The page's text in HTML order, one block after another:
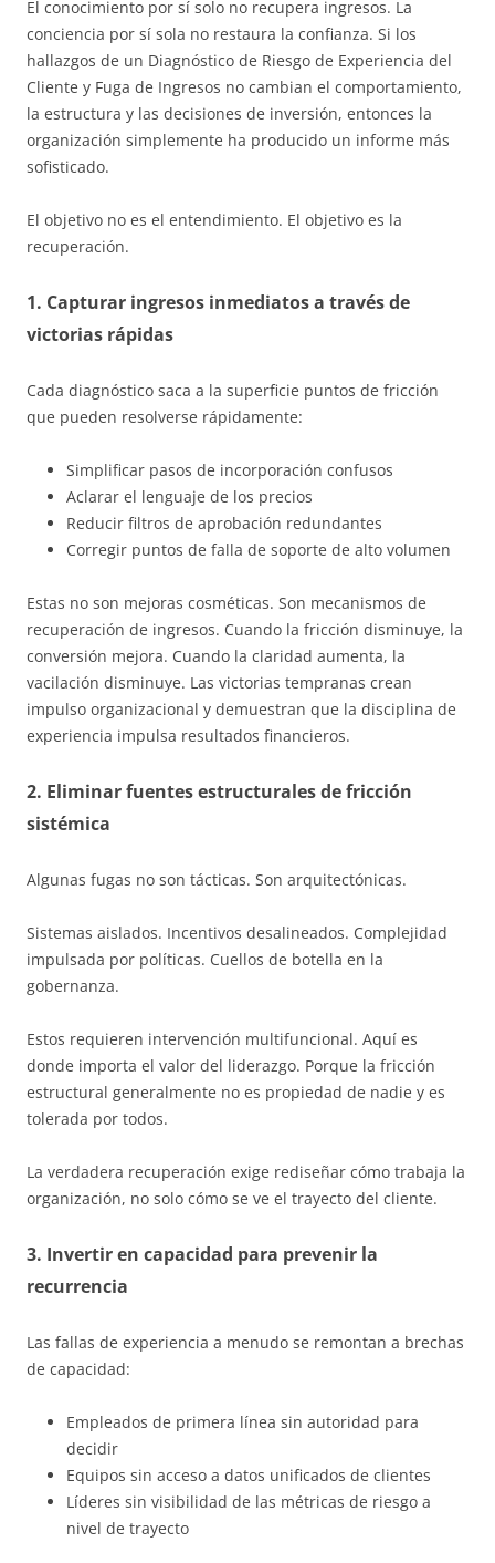
El conocimiento por sí solo no recupera ingresos. La
conciencia por sí sola no restaura la confianza. Si los
hallazgos de un Diagnóstico de Riesgo de Experiencia del
Cliente y Fuga de Ingresos no cambian el comportamiento,
la estructura y las decisiones de inversión, entonces la
organización simplemente ha producido un informe más
sofisticado.
El objetivo no es el entendimiento. El objetivo es la
recuperación.
1. Capturar ingresos inmediatos a través de
victorias rápidas
Cada diagnóstico saca a la superficie puntos de fricción
que pueden resolverse rápidamente:
Simplificar pasos de incorporación confusos
Aclarar el lenguaje de los precios
Reducir filtros de aprobación redundantes
Corregir puntos de falla de soporte de alto volumen
Estas no son mejoras cosméticas. Son mecanismos de
recuperación de ingresos. Cuando la fricción disminuye, la
conversión mejora. Cuando la claridad aumenta, la
vacilación disminuye. Las victorias tempranas crean
impulso organizacional y demuestran que la disciplina de
experiencia impulsa resultados financieros.
2. Eliminar fuentes estructurales de fricción
sistémica
Algunas fugas no son tácticas. Son arquitectónicas.
Sistemas aislados. Incentivos desalineados. Complejidad
impulsada por políticas. Cuellos de botella en la
gobernanza.
Estos requieren intervención multifuncional. Aquí es
donde importa el valor del liderazgo. Porque la fricción
estructural generalmente no es propiedad de nadie y es
tolerada por todos.
La verdadera recuperación exige rediseñar cómo trabaja la
organización, no solo cómo se ve el trayecto del cliente.
3. Invertir en capacidad para prevenir la
recurrencia
Las fallas de experiencia a menudo se remontan a brechas
de capacidad:
Empleados de primera línea sin autoridad para
decidir
Equipos sin acceso a datos unificados de clientes
Líderes sin visibilidad de las métricas de riesgo a
nivel de trayecto